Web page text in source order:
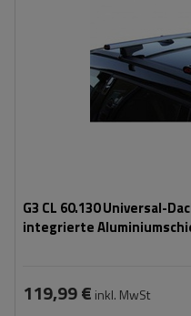
G3 CL 60.130 Universal-
integrierte
119,99 € inkl. MwSt